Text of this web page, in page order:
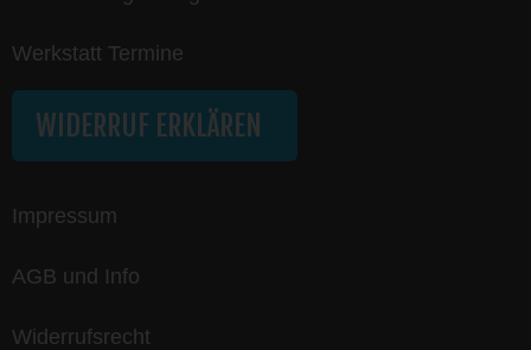
Werkstatt Termine
WIDERRUF ERKLÄREN
Impressum
AGB und Info
Widerrufsrecht